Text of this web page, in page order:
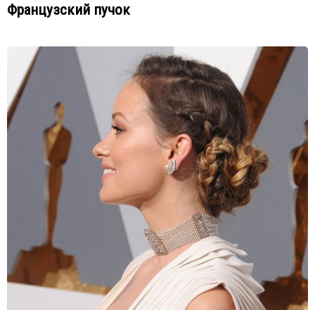
Французский пучок